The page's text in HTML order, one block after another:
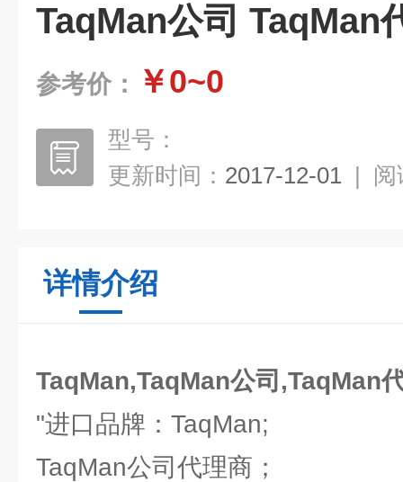
TaqMan公司 TaqMan
参考价： ￥0~0
型号：
更新时间： 2017-12-01 | 阅
详情介绍
TaqMan,TaqMan公司,TaqMan
"进口品牌：TaqMan;
TaqMan公司代理商；